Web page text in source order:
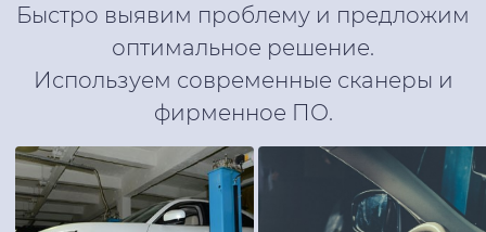
Быстро выявим проблему и предложим
оптимальное решение.
Используем современные сканеры и
фирменное ПО.